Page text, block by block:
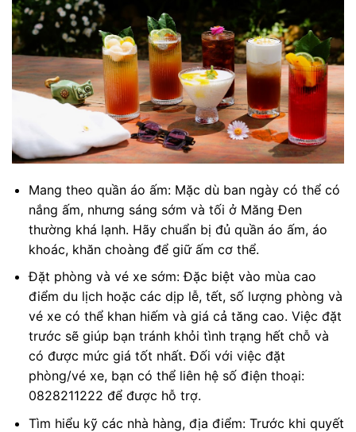
Mang theo quần áo ấm: Mặc dù ban ngày có thể có
nắng ấm, nhưng sáng sớm và tối ở Măng Đen
thường khá lạnh. Hãy chuẩn bị đủ quần áo ấm, áo
khoác, khăn choàng để giữ ấm cơ thể.
Đặt phòng và vé xe sớm: Đặc biệt vào mùa cao
điểm du lịch hoặc các dịp lễ, tết, số lượng phòng và
vé xe có thể khan hiếm và giá cả tăng cao. Việc đặt
trước sẽ giúp bạn tránh khỏi tình trạng hết chỗ và
có được mức giá tốt nhất. Đối với việc đặt
phòng/vé xe, bạn có thể liên hệ số điện thoại:
0828211222 để được hỗ trợ.
Tìm hiểu kỹ các nhà hàng, địa điểm: Trước khi quyết